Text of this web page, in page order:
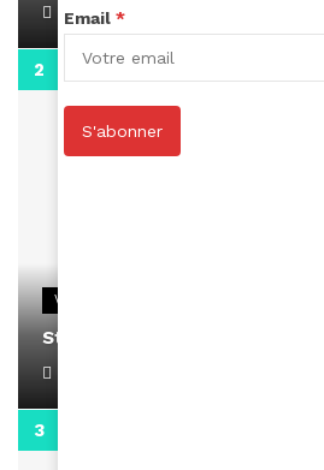
April 1, 2022
VIDEOS
Stacy passe un message
Email *
S'abonner